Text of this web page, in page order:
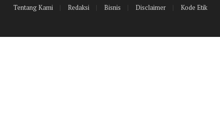
Tentang Kami
Redaksi Bisnis Disclaimer Kode Etik